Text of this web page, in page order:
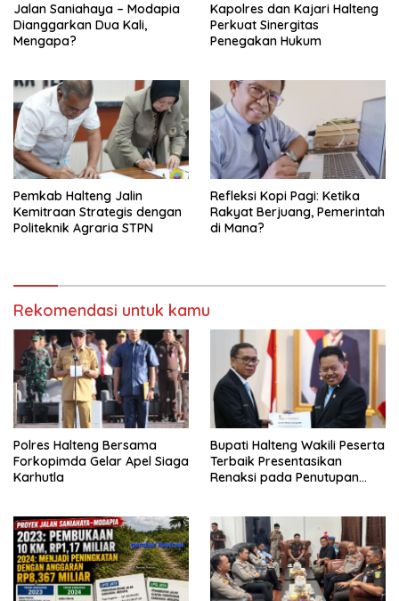
Jalan Saniahaya – Modapia
Dianggarkan Dua Kali,
Mengapa?
Kapolres dan Kajari Halteng
Perkuat Sinergitas
Penegakan Hukum
Pemkab Halteng Jalin
Kemitraan Strategis dengan
Politeknik Agraria STPN
Refleksi Kopi Pagi: Ketika
Rakyat Berjuang, Pemerintah
di Mana?
Rekomendasi untuk kamu
Polres Halteng Bersama
Forkopimda Gelar Apel Siaga
Karhutla
Bupati Halteng Wakili Peserta
Terbaik Presentasikan
Renaksi pada Penutupan